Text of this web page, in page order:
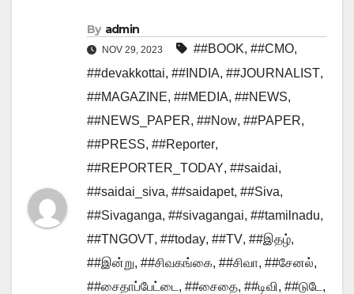
By admin
NOV 29, 2023 ##BOOK, ##CMO,
##devakkottai, ##INDIA, ##JOURNALIST,
##MAGAZINE, ##MEDIA, ##NEWS,
##NEWS_PAPER, ##Now, ##PAPER,
##PRESS, ##Reporter,
##REPORTER_TODAY, ##saidai,
##saidai_siva, ##saidapet, ##Siva,
##Sivaganga, ##sivagangai, ##tamilnadu,
##TNGOVT, ##today, ##TV, ##இதழ்,
##இன்று, ##சிவகங்கை, ##சிவா, ##சேனல்,
##சைதாப்பேட்டை , ##சைதை, ##டிவி, ##டுடே ,